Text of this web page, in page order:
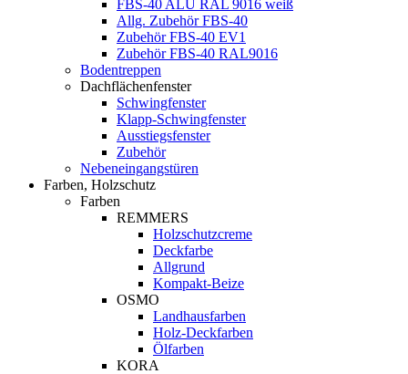
FBS-40 ALU RAL 9016 weiß
Allg. Zubehör FBS-40
Zubehör FBS-40 EV1
Zubehör FBS-40 RAL9016
Bodentreppen
Dachflächenfenster
Schwingfenster
Klapp-Schwingfenster
Ausstiegsfenster
Zubehör
Nebeneingangstüren
Farben, Holzschutz
Farben
REMMERS
Holzschutzcreme
Deckfarbe
Allgrund
Kompakt-Beize
OSMO
Landhausfarben
Holz-Deckfarben
Ölfarben
KORA